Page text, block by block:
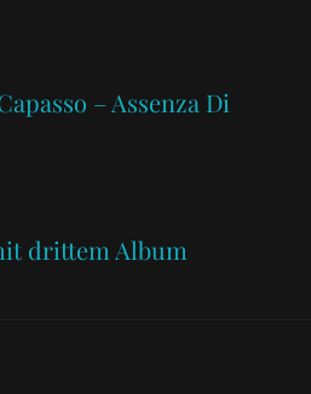
– Assenza Di
drittem Album